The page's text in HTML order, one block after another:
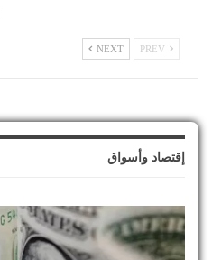
NEXT
إقتصاد وأسواق